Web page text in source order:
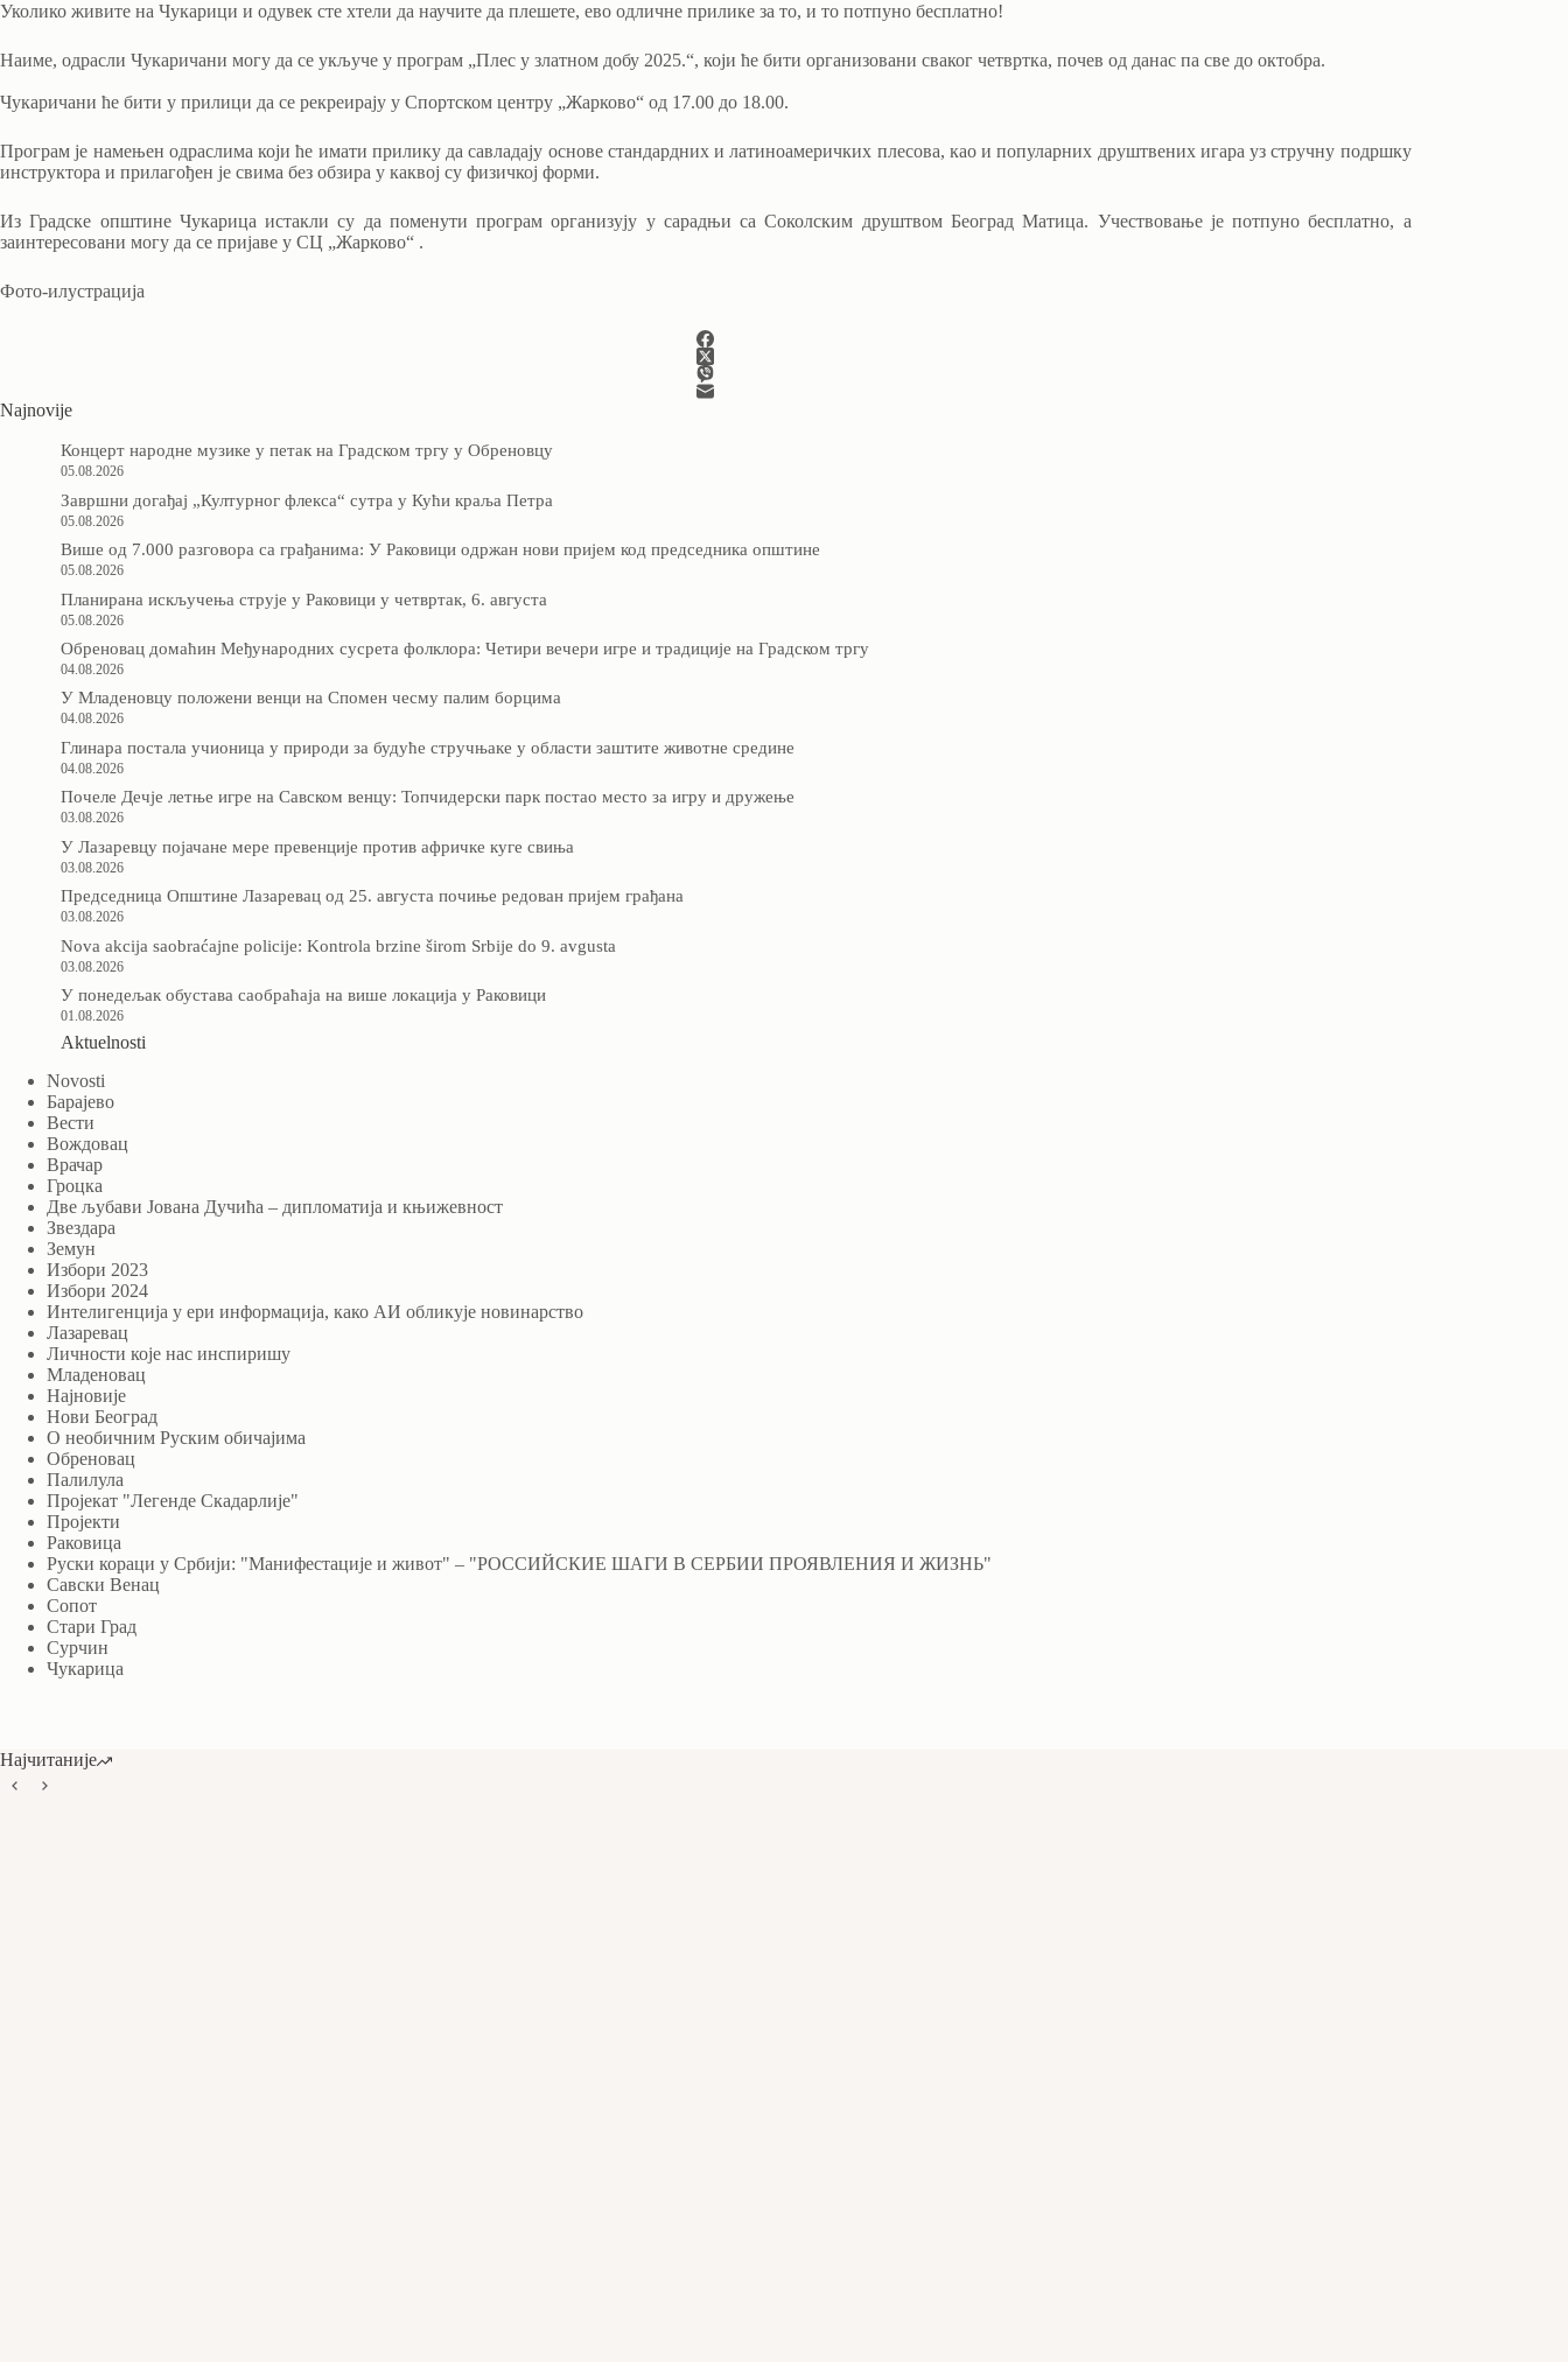
Уколико живите на Чукарици и одувек сте хтели да научите да плешете, ево одличне прилике за то, и то потпуно бесплатно!
Наиме, одрасли Чукаричани могу да се укључе у програм „Плес у златном добу 2025.“, који ће бити организовани сваког четвртка, почев од данас па све до октобра.
Чукаричани ће бити у прилици да се рекреирају у Спортском центру „Жарково“ од 17.00 до 18.00.
Програм је намењен одраслима који ће имати прилику да савладају основе стандардних и латиноамеричких плесова, као и популарних друштвених игара уз стручну подршку
инструктора и прилагођен је свима без обзира у каквој су физичкој форми.
Из Градске општине Чукарица истакли су да поменути програм организују у сарадњи са Соколским друштвом Београд Матица. Учествовање је потпуно бесплатно, а
заинтересовани могу да се пријаве у СЦ „Жарково“ .
Фото-илустрација
Najnovije
Концерт народне музике у петак на Градском тргу у Обреновцу
05.08.2026
Завршни догађај „Културног флекса“ сутра у Кући краља Петра
05.08.2026
Више од 7.000 разговора са грађанима: У Раковици одржан нови пријем код председника општине
05.08.2026
Планирана искључења струје у Раковици у четвртак, 6. августа
05.08.2026
Обреновац домаћин Међународних сусрета фолклора: Четири вечери игре и традиције на Градском тргу
04.08.2026
У Младеновцу положени венци на Спомен чесму палим борцима
04.08.2026
Глинара постала учионица у природи за будуће стручњаке у области заштите животне средине
04.08.2026
Почеле Дечје летње игре на Савском венцу: Топчидерски парк постао место за игру и дружење
03.08.2026
У Лазаревцу појачане мере превенције против афричке куге свиња
03.08.2026
Председница Општине Лазаревац од 25. августа почиње редован пријем грађана
03.08.2026
Nova akcija saobraćajne policije: Kontrola brzine širom Srbije do 9. avgusta
03.08.2026
У понедељак обустава саобраћаја на више локација у Раковици
01.08.2026
Aktuelnosti
Novosti
Барајево
Вести
Вождовац
Врачар
Гроцка
Две љубави Јована Дучића – дипломатија и књижевност
Звездара
Земун
Избори 2023
Избори 2024
Интелигенција у ери информација, како АИ обликује новинарство
Лазаревац
Личности које нас инспиришу
Младеновац
Најновије
Нови Београд
О необичним Руским обичајима
Обреновац
Палилула
Пројекат "Легенде Скадарлије"
Пројекти
Раковица
Руски кораци у Србији: "Манифестације и живот" – "РОССИЙСКИЕ ШАГИ В СЕРБИИ ПРОЯВЛЕНИЯ И ЖИЗНЬ"
Савски Венац
Сопот
Стари Град
Сурчин
Чукарица
Најчитаније